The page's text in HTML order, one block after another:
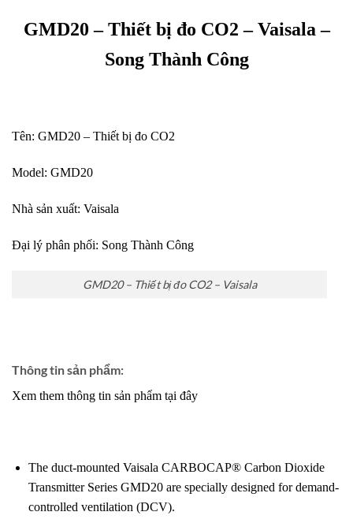
GMD20 – Thiết bị đo CO2 – Vaisala –
Song Thành Công
Tên: GMD20 – Thiết bị đo CO2
Model: GMD20
Nhà sản xuất: Vaisala
Đại lý phân phối: Song Thành Công
GMD20 – Thiết bị đo CO2 – Vaisala
Thông tin sản phẩm:
Xem them thông tin sản phẩm tại đây
The duct-mounted Vaisala CARBOCAP® Carbon Dioxide
Transmitter Series GMD20 are specially designed for demand-
controlled ventilation (DCV).